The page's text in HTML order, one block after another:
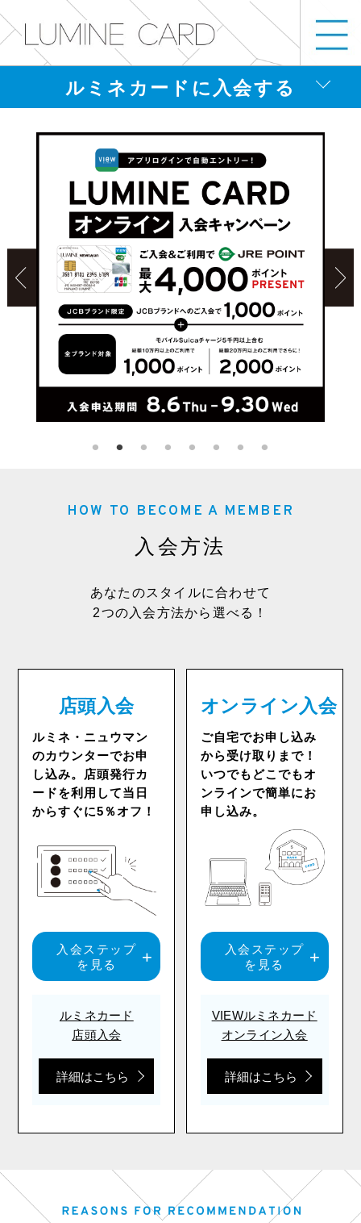
ルミネカードに入会する
HOW TO BECOME A MEMBER
入会方法
あなたのスタイルに合わせて
2つの入会方法から選べる！
店頭入会
ルミネ・ニュウマン
のカウンターでお申
し込み。 店頭発行カ
ードを利用して当日
からすぐに5％オフ！
入会ステップ
を見る
ルミネカード
店頭入会
詳細はこちら
オンライン入会
ご自宅でお申し込み
から受け取りまで！
いつでもどこでもオ
ンラインで簡単にお
申し込み。
入会ステップ
を見る
VIEWルミネカード
オンライン入会
詳細はこちら